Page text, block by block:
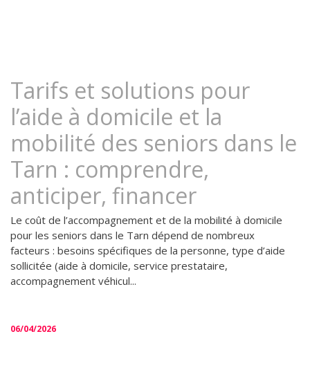
Tarifs et solutions pour
l’aide à domicile et la
mobilité des seniors dans le
Tarn : comprendre,
anticiper, financer
Le coût de l’accompagnement et de la mobilité à domicile
pour les seniors dans le Tarn dépend de nombreux
facteurs : besoins spécifiques de la personne, type d’aide
sollicitée (aide à domicile, service prestataire,
accompagnement véhicul...
06/04/2026